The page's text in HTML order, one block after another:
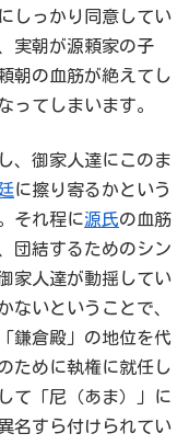
しっかり同意してい
実朝が源頼家の子
朝の血筋が絶えてし
ってしまいます。
、御家人達にこのま
に擦り寄るかという
それ程に源氏の血筋
団結するためのシン
家人達が動揺してい
ないということで、
鎌倉殿」の地位を代
ために執権に就任し
て「尼（あま）」に
名すら付けられてい